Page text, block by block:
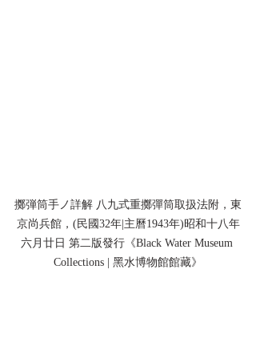
擲弾筒手ノ詳解 八九式重擲彈筒取扱法附，東
京尚兵館，(民國32年|主曆1943年)昭和十八年
六月廿日 第二版發行《Black Water Museum
Collections | 黑水博物館館藏》